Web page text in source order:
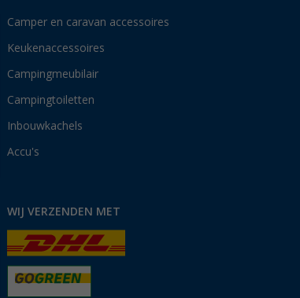
Camper en caravan accessoires
Keukenaccessoires
Campingmeubilair
Campingtoiletten
Inbouwkachels
Accu's
WIJ VERZENDEN MET